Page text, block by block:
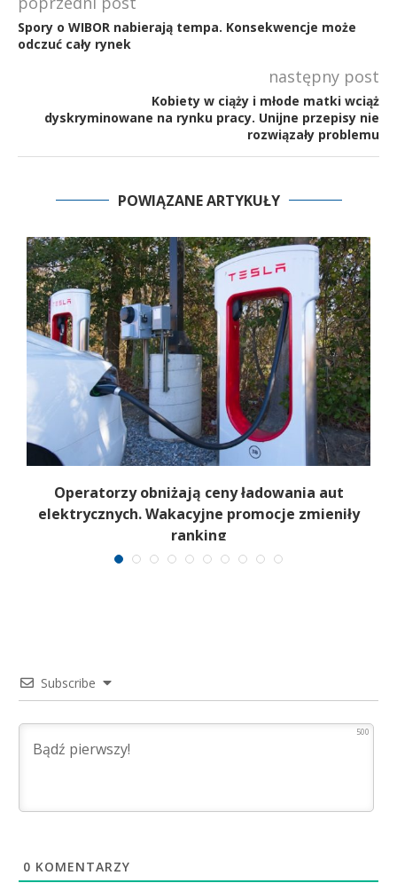
Spory o WIBOR nabierają tempa. Konsekwencje może
odczuć cały rynek
następny post
Kobiety w ciąży i młode matki wciąż
dyskryminowane na rynku pracy. Unijne przepisy nie
rozwiązały problemu
POWIĄZANE ARTYKUŁY
Operatorzy obniżają ceny ładowania aut
elektrycznych. Wakacyjne promocje zmieniły
ranking
Subscribe
500
0 KOMENTARZY